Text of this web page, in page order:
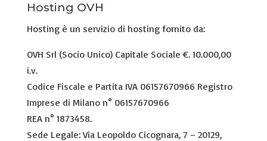
Hosting OVH
Hosting è un servizio di hosting fornito da:
OVH Srl (Socio Unico) Capitale Sociale €. 10.000,00
i.v.
Codice Fiscale e Partita IVA 06157670966 Registro
Imprese di Milano n° 06157670966
REA n° 1873458.
Sede Legale: Via Leopoldo Cicognara, 7 – 20129,